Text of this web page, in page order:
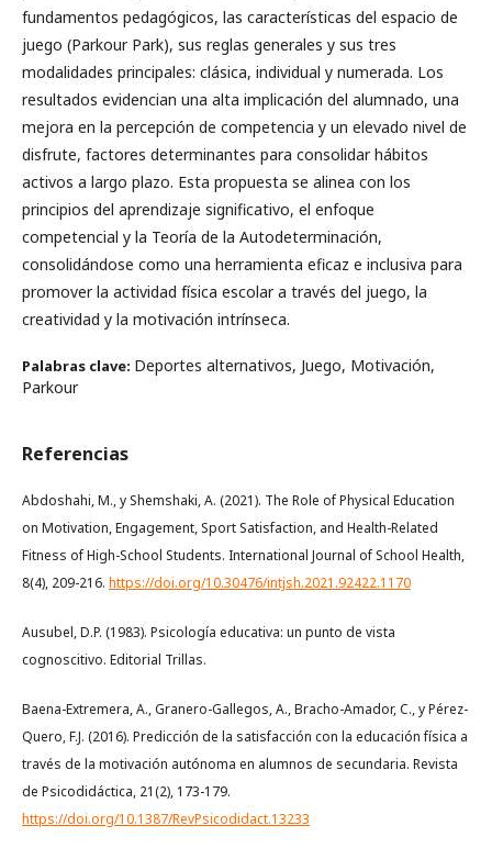
fundamentos pedagógicos, las características del espacio de
juego (Parkour Park), sus reglas generales y sus tres
modalidades principales: clásica, individual y numerada. Los
resultados evidencian una alta implicación del alumnado, una
mejora en la percepción de competencia y un elevado nivel de
disfrute, factores determinantes para consolidar hábitos
activos a largo plazo. Esta propuesta se alinea con los
principios del aprendizaje significativo, el enfoque
competencial y la Teoría de la Autodeterminación,
consolidándose como una herramienta eficaz e inclusiva para
promover la actividad física escolar a través del juego, la
creatividad y la motivación intrínseca.
Palabras clave: Deportes alternativos, Juego, Motivación,
Parkour
Referencias
Abdoshahi, M., y Shemshaki, A. (2021). The Role of Physical Education
on Motivation, Engagement, Sport Satisfaction, and Health-Related
Fitness of High-School Students. International Journal of School Health,
8(4), 209-216. https://doi.org/10.30476/intjsh.2021.92422.1170
Ausubel, D.P. (1983). Psicología educativa: un punto de vista
cognoscitivo. Editorial Trillas.
Baena-Extremera, A., Granero-Gallegos, A., Bracho-Amador, C., y Pérez-
Quero, F.J. (2016). Predicción de la satisfacción con la educación física a
través de la motivación autónoma en alumnos de secundaria. Revista
de Psicodidáctica, 21(2), 173-179.
https://doi.org/10.1387/RevPsicodidact.13233